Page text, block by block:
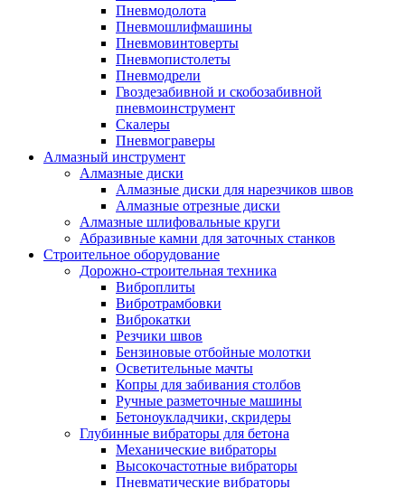
Пневмодолота
Пневмошлифмашины
Пневмовинтоверты
Пневмопистолеты
Пневмодрели
Гвоздезабивной и скобозабивной
пневмоинструмент
Скалеры
Пневмограверы
Алмазный инструмент
Алмазные диски
Алмазные диски для нарезчиков швов
Алмазные отрезные диски
Алмазные шлифовальные круги
Абразивные камни для заточных станков
Строительное оборудование
Дорожно-строительная техника
Виброплиты
Вибротрамбовки
Виброкатки
Резчики швов
Бензиновые отбойные молотки
Осветительные мачты
Копры для забивания столбов
Ручные разметочные машины
Бетоноукладчики, скридеры
Глубинные вибраторы для бетона
Механические вибраторы
Высокочастотные вибраторы
Пневматические вибраторы